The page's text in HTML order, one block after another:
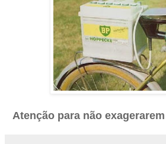
Atenção para não